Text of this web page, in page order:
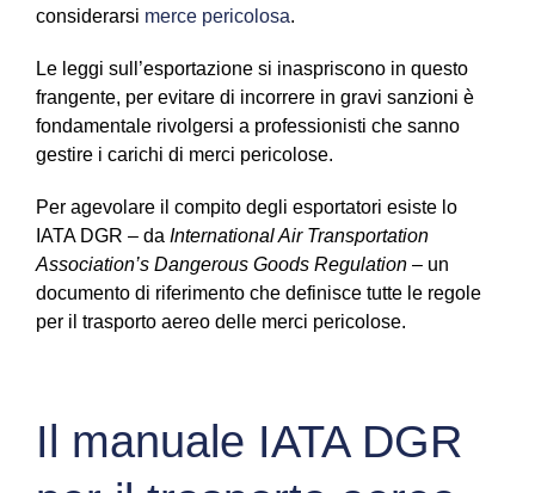
considerarsi merce pericolosa.
Le leggi sull’esportazione si inaspriscono in questo
frangente, per evitare di incorrere in gravi sanzioni è
fondamentale rivolgersi a professionisti che sanno
gestire i carichi di merci pericolose.
Per agevolare il compito degli esportatori esiste lo
IATA DGR – da International Air Transportation
Association’s Dangerous Goods Regulation – un
documento di riferimento che definisce tutte le regole
per il trasporto aereo delle merci pericolose.
Il manuale IATA DGR